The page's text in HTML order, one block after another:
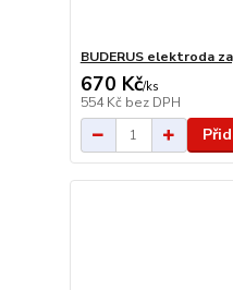
BUDERUS elektroda
670 Kč/ks
554 Kč bez DPH